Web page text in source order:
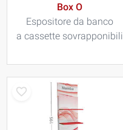
Box O
Espositore da banco
a cassette sovrapponibili